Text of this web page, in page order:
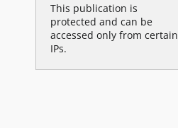
This publication is
protected and can be
accessed only from certain
IPs.